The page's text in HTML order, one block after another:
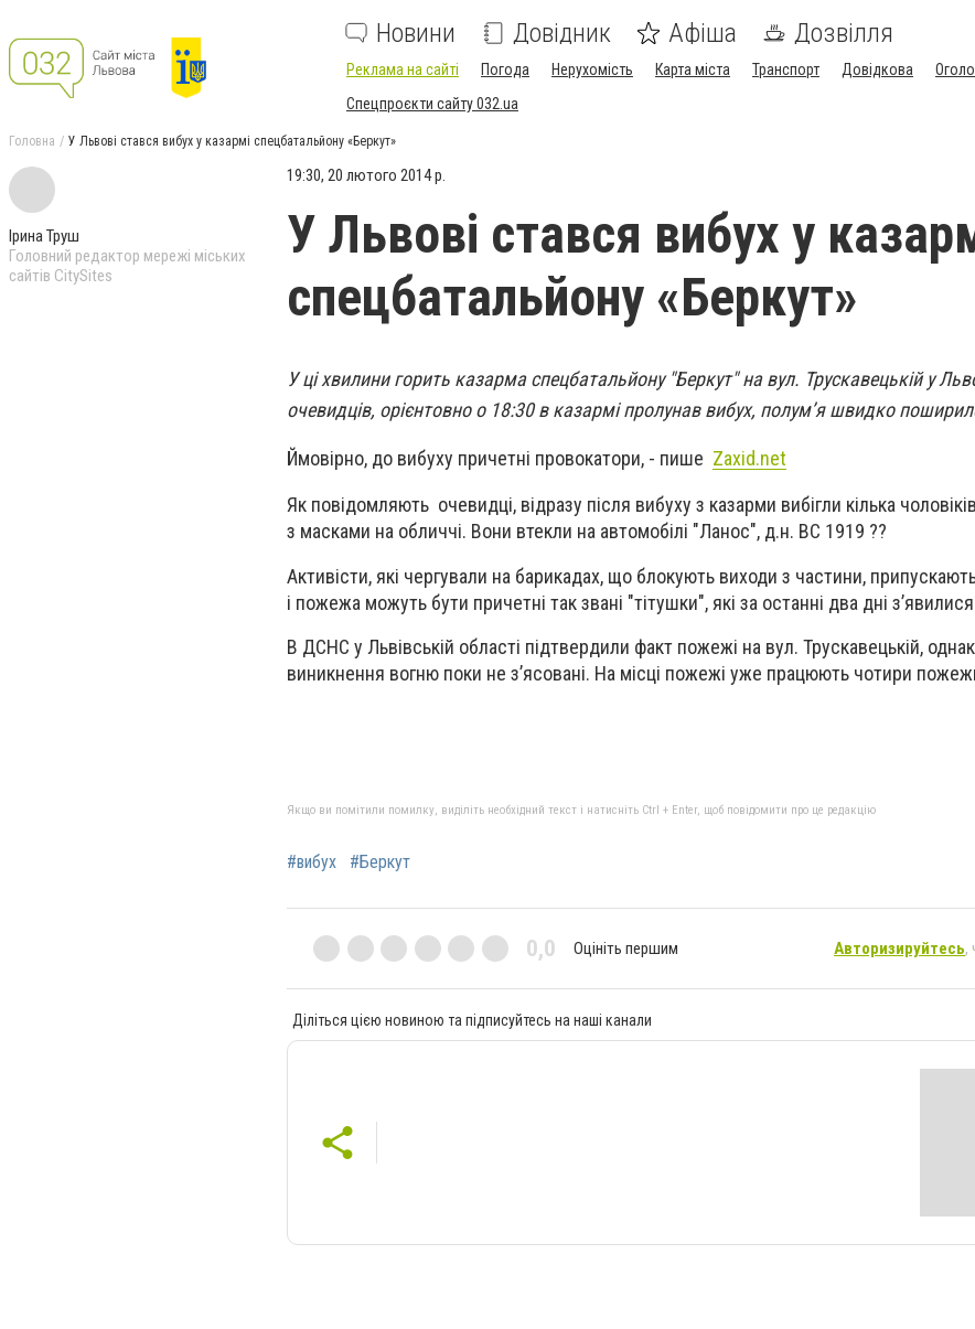
Новини Довідник Афіша Дозвілля
Реклама на сайті Погода Нерухомість Карта міста Транспорт Довідкова
Спецпроєкти сайту 032.ua
Головна У Львові стався вибух у казармі спецбатальйону «Беркут»
Ірина Труш
Головний редактор мережі міських
сайтів CitySites
19:30, 20 лютого 2014 р.
У Львові стався вибух у
спецбатальйону «Беркут»
У ці хвилини горить казарма спецбатальйону "Беркут" на вул. Трускавецькій у
очевидців, орієнтовно о 18:30 в казармі пролунав вибух, полум’я швидко
Ймовірно, до вибуху причетні провокатори, - пише Zaxid.net
Як повідомляють очевидці, відразу після вибуху з казарми вибігли кілька
з масками на обличчі. Вони втекли на автомобілі "Ланос", д.н. ВС 1919 ??
Активісти, які чергували на барикадах, що блокують виходи з частини,
і пожежа можуть бути причетні так звані "тітушки", які за останні два дні
В ДСНС у Львівській області підтвердили факт пожежі на вул. Трускавецькій,
виникнення вогню поки не з’ясовані. На місці пожежі уже працюють чотири
Якщо ви помітили помилку, виділіть необхідний текст і натисніть Ctrl + Enter, щоб повідомити про це редакцію
#вибух #Беркут
0,0 Оцініть першим Авторизируйтесь,
Діліться цією новиною та підписуйтесь на наші канали